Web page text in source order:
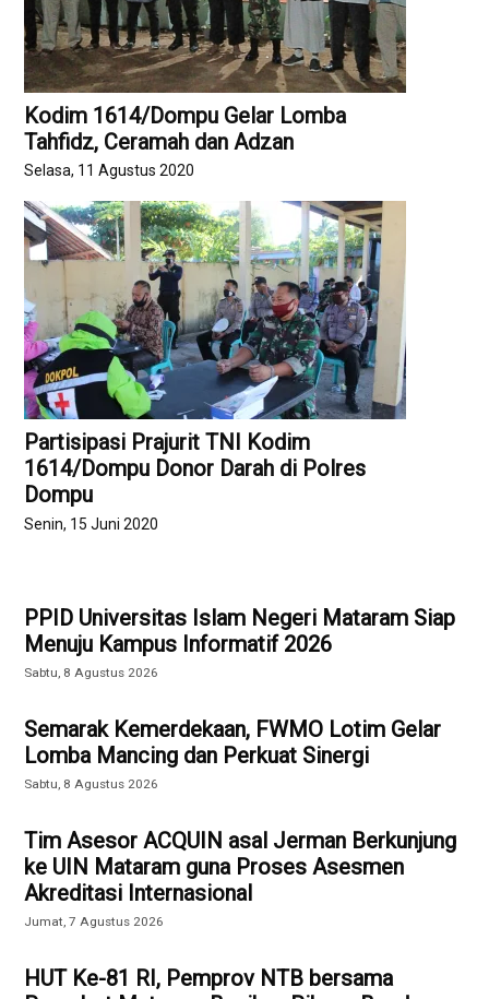
Kodim 1614/Dompu Gelar Lomba
Tahfidz, Ceramah dan Adzan
Selasa, 11 Agustus 2020
Partisipasi Prajurit TNI Kodim
1614/Dompu Donor Darah di Polres
Dompu
Senin, 15 Juni 2020
PPID Universitas Islam Negeri Mataram Siap
Menuju Kampus Informatif 2026
Sabtu, 8 Agustus 2026
Semarak Kemerdekaan, FWMO Lotim Gelar
Lomba Mancing dan Perkuat Sinergi
Sabtu, 8 Agustus 2026
Tim Asesor ACQUIN asal Jerman Berkunjung
ke UIN Mataram guna Proses Asesmen
Akreditasi Internasional
Jumat, 7 Agustus 2026
HUT Ke-81 RI, Pemprov NTB bersama